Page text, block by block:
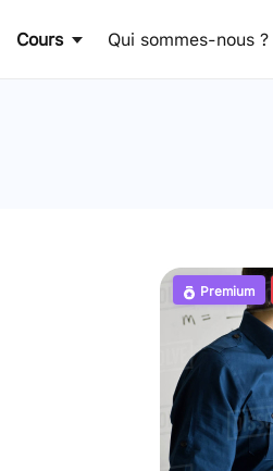
Cours Qui sommes-nous ?
Premium